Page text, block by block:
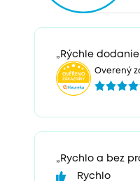
„Rýchle
Overený
„Rychlo a bez
Rychlo